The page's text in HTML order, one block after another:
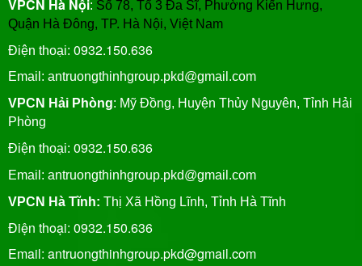
VPCN Hà Nội: Số 78, Tổ 3 Đa Sĩ, Phường Kiến Hưng,
Quận Hà Đông, TP. Hà Nội, Việt Nam
Điện thoại: 0932.150.636
Email: antruongthinhgroup.pkd@gmail.com
VPCN Hải Phòng: Mỹ Đồng, Huyện Thủy Nguyên, Tỉnh Hải
Phòng
Điện thoại: 0932.150.636
Email: antruongthinhgroup.pkd@gmail.com
VPCN Hà Tĩnh: Thị Xã Hồng Lĩnh, Tỉnh Hà Tĩnh
Điện thoại: 0932.150.636
Email: antruongthinhgroup.pkd@gmail.com